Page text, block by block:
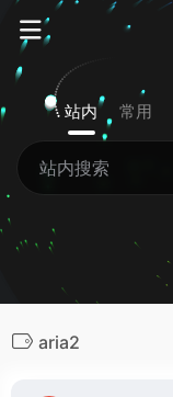
站内 常用
aria2